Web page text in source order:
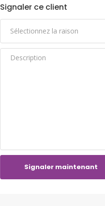
Signaler ce client
Signaler maintenant